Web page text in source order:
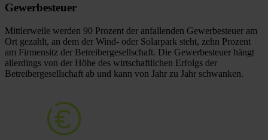
Gewerbesteuer
Mittlerweile werden 90 Prozent der anfallenden Gewerbesteuer am
Ort gezahlt, an dem der Wind- oder Solarpark steht, zehn Prozent
am Firmensitz der Betreibergesellschaft. Die Gewerbesteuer hängt
allerdings von der Höhe des wirtschaftlichen Erfolgs der
Betreibergesellschaft ab und kann von Jahr zu Jahr schwanken.